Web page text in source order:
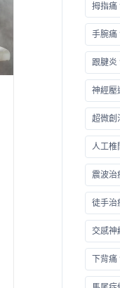
拇指痛
手腕痛
跟腱炎
神經壓
超微創
人工椎
震波治
徒手治
交感神
下背痛